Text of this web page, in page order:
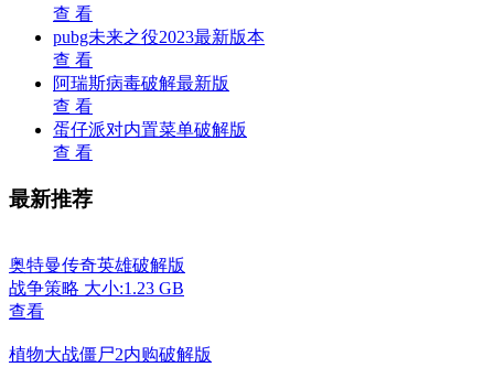
查 看
pubg未来之役2023最新版本
查 看
阿瑞斯病毒破解最新版
查 看
蛋仔派对内置菜单破解版
查 看
最新推荐
奥特曼传奇英雄破解版
战争策略 大小:1.23 GB
查看
植物大战僵尸2内购破解版